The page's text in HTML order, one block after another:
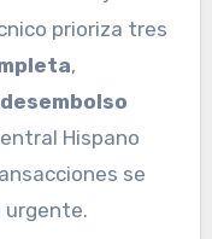
prioriza tres
,
desembolso
Hispano
se
urgente.